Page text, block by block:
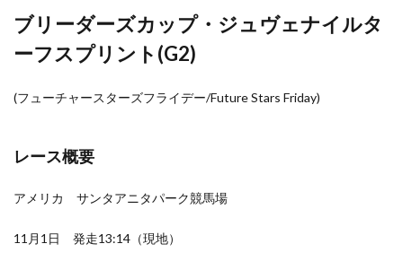
ブリーダーズカップ・ジュヴェナイルタ
ーフスプリント(G2)
(フューチャースターズフライデー/Future Stars Friday)
レース概要
アメリカ サンタアニタパーク競馬場
11月1日 発走13:14（現地）